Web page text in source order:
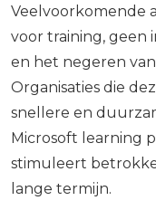
Veelvoorkomende
voor training, geen
en het negeren
Organisaties die
snellere en
Microsoft learning
stimuleert
lange termijn.